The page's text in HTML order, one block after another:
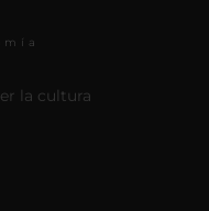
la cultura